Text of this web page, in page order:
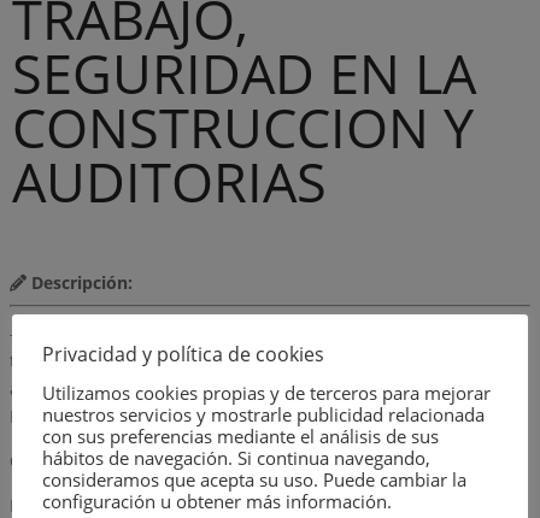
TRABAJO,
SEGURIDAD EN LA
CONSTRUCCION Y
AUDITORIAS
Descripción:
– El trabajo. Breve historia de su desarrollo. Protección del
trabajador- Seguridad en la construcción- Las auditorías: Las
auditorías y la construcción. Valoración del nivel de protección.
De una empresa, obra o tajo
Observaciones
PREMIO REGIONAL EN PREVENCIÓN DE RIESGOS LABORALES DE
Privacidad y política de cookies
Utilizamos cookies propias y de terceros para mejorar
nuestros servicios y mostrarle publicidad relacionada
con sus preferencias mediante el análisis de sus
hábitos de navegación. Si continua navegando,
consideramos que acepta su uso. Puede cambiar la
configuración u obtener más información.